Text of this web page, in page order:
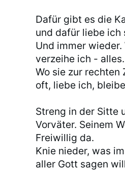
Dafür gibt es die
und dafür liebe ich
Und immer
verzeihe ich - alles.
Wo sie zur rechten
oft, liebe ich,
Streng in der Sitte
Vorväter. Seinem
Freiwillig da.
Knie nieder, was
aller Gott sagen